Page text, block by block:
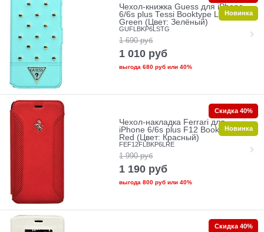
Чехол-книжка Guess для iPhone
6/6s plus Tessi Booktype Light
Green (Цвет: Зелёный)
GUFLBKP6LSTG
1 690 руб
1 010 руб
выгода 680 рубили 40%
Новинка
Чехол-накладка Ferrari для
iPhone 6/6s plus F12 Booktype
Red (Цвет: Красный)
FEF12FLBKP6LRE
1 990 руб
1 190 руб
выгода 800 рубили 40%
Скидка 40%
Новинка
Скидка 40%